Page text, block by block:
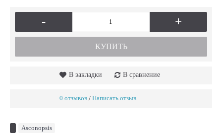
- +
КУПИТЬ
В закладки В сравнение
0 отзывов / Написать отзыв
Asconopsis